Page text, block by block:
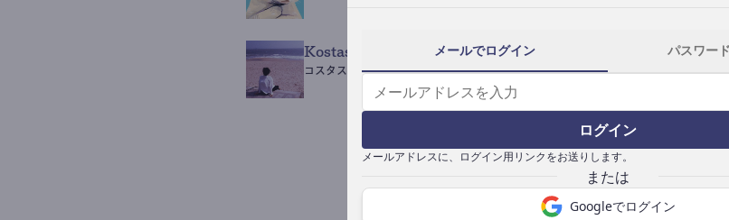
メールでログイン パスワー
ログイン
メールアドレスに、ログイン用リンクをお送りします。
Googleでログイン
Kostas Beauty News
コスタス
ｺｯｶﾗ
書き手になる